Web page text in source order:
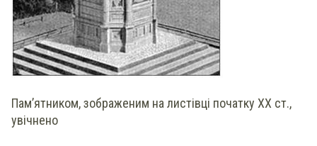
Пам’ятником, зображеним на листівці початку ХХ ст.,
увічнено